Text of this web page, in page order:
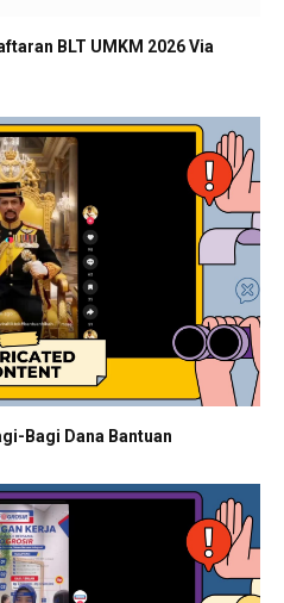
BLT UMKM 2026 Via
Bagi Dana Bantuan